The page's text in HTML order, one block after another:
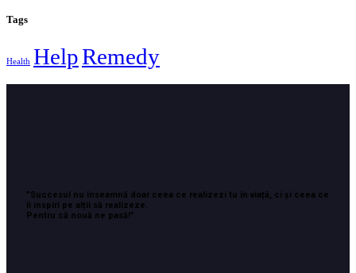
Tags
Health HelpRemedy
”Succesul nu înseamnă doar ceea ce realizezi tu în viață, ci și ceea ce
îi inspiri pe alții să realizeze.
Pentru că nouă ne pasă!”